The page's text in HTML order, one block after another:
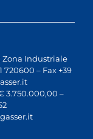
Zona Industriale
720600 – Fax +39
3.750.000,00 –